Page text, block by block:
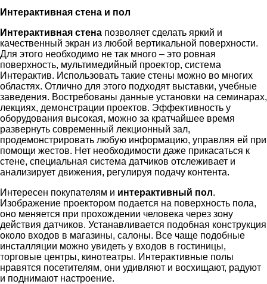
Интерактивная стена и пол
Интерактивная стена позволяет сделать яркий и
качественный экран из любой вертикальной поверхности.
Для этого необходимо не так много – это ровная
поверхность, мультимедийный проектор, система
Интерактив. Использовать такие стены можно во многих
областях. Отлично для этого подходят выставки, учебные
заведения. Востребованы данные установки на семинарах,
лекциях, демонстрации проектов. Эффективность у
оборудования высокая, можно за кратчайшее время
развернуть современный лекционный зал,
продемонстрировать любую информацию, управляя ей при
помощи жестов. Нет необходимости даже прикасаться к
стене, специальная система датчиков отслеживает и
анализирует движения, регулируя подачу контента.
Интересен покупателям и интерактивный пол.
Изображение проектором подается на поверхность пола,
оно меняется при прохождении человека через зону
действия датчиков. Устанавливается подобная конструкция
около входов в магазины, салоны. Все чаще подобные
инсталляции можно увидеть у входов в гостиницы,
торговые центры, кинотеатры. Интерактивные полы
нравятся посетителям, они удивляют и восхищают, радуют
и поднимают настроение.